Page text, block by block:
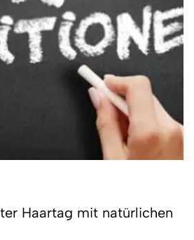
Haartag mit natürlichen